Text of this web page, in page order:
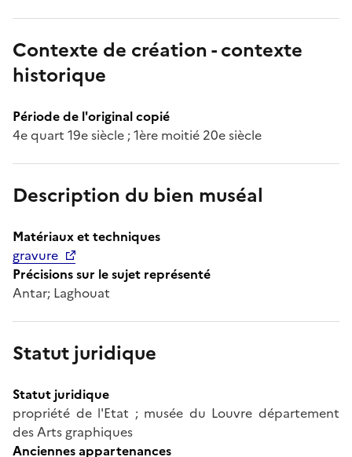
Contexte de création - contexte
historique
Période de l'original copié
4e quart 19e siècle ; 1ère moitié 20e siècle
Description du bien muséal
Matériaux et techniques
gravure
Précisions sur le sujet représenté
Antar; Laghouat
Statut juridique
Statut juridique
propriété de l'Etat ; musée du Louvre département
des Arts graphiques
Anciennes appartenances